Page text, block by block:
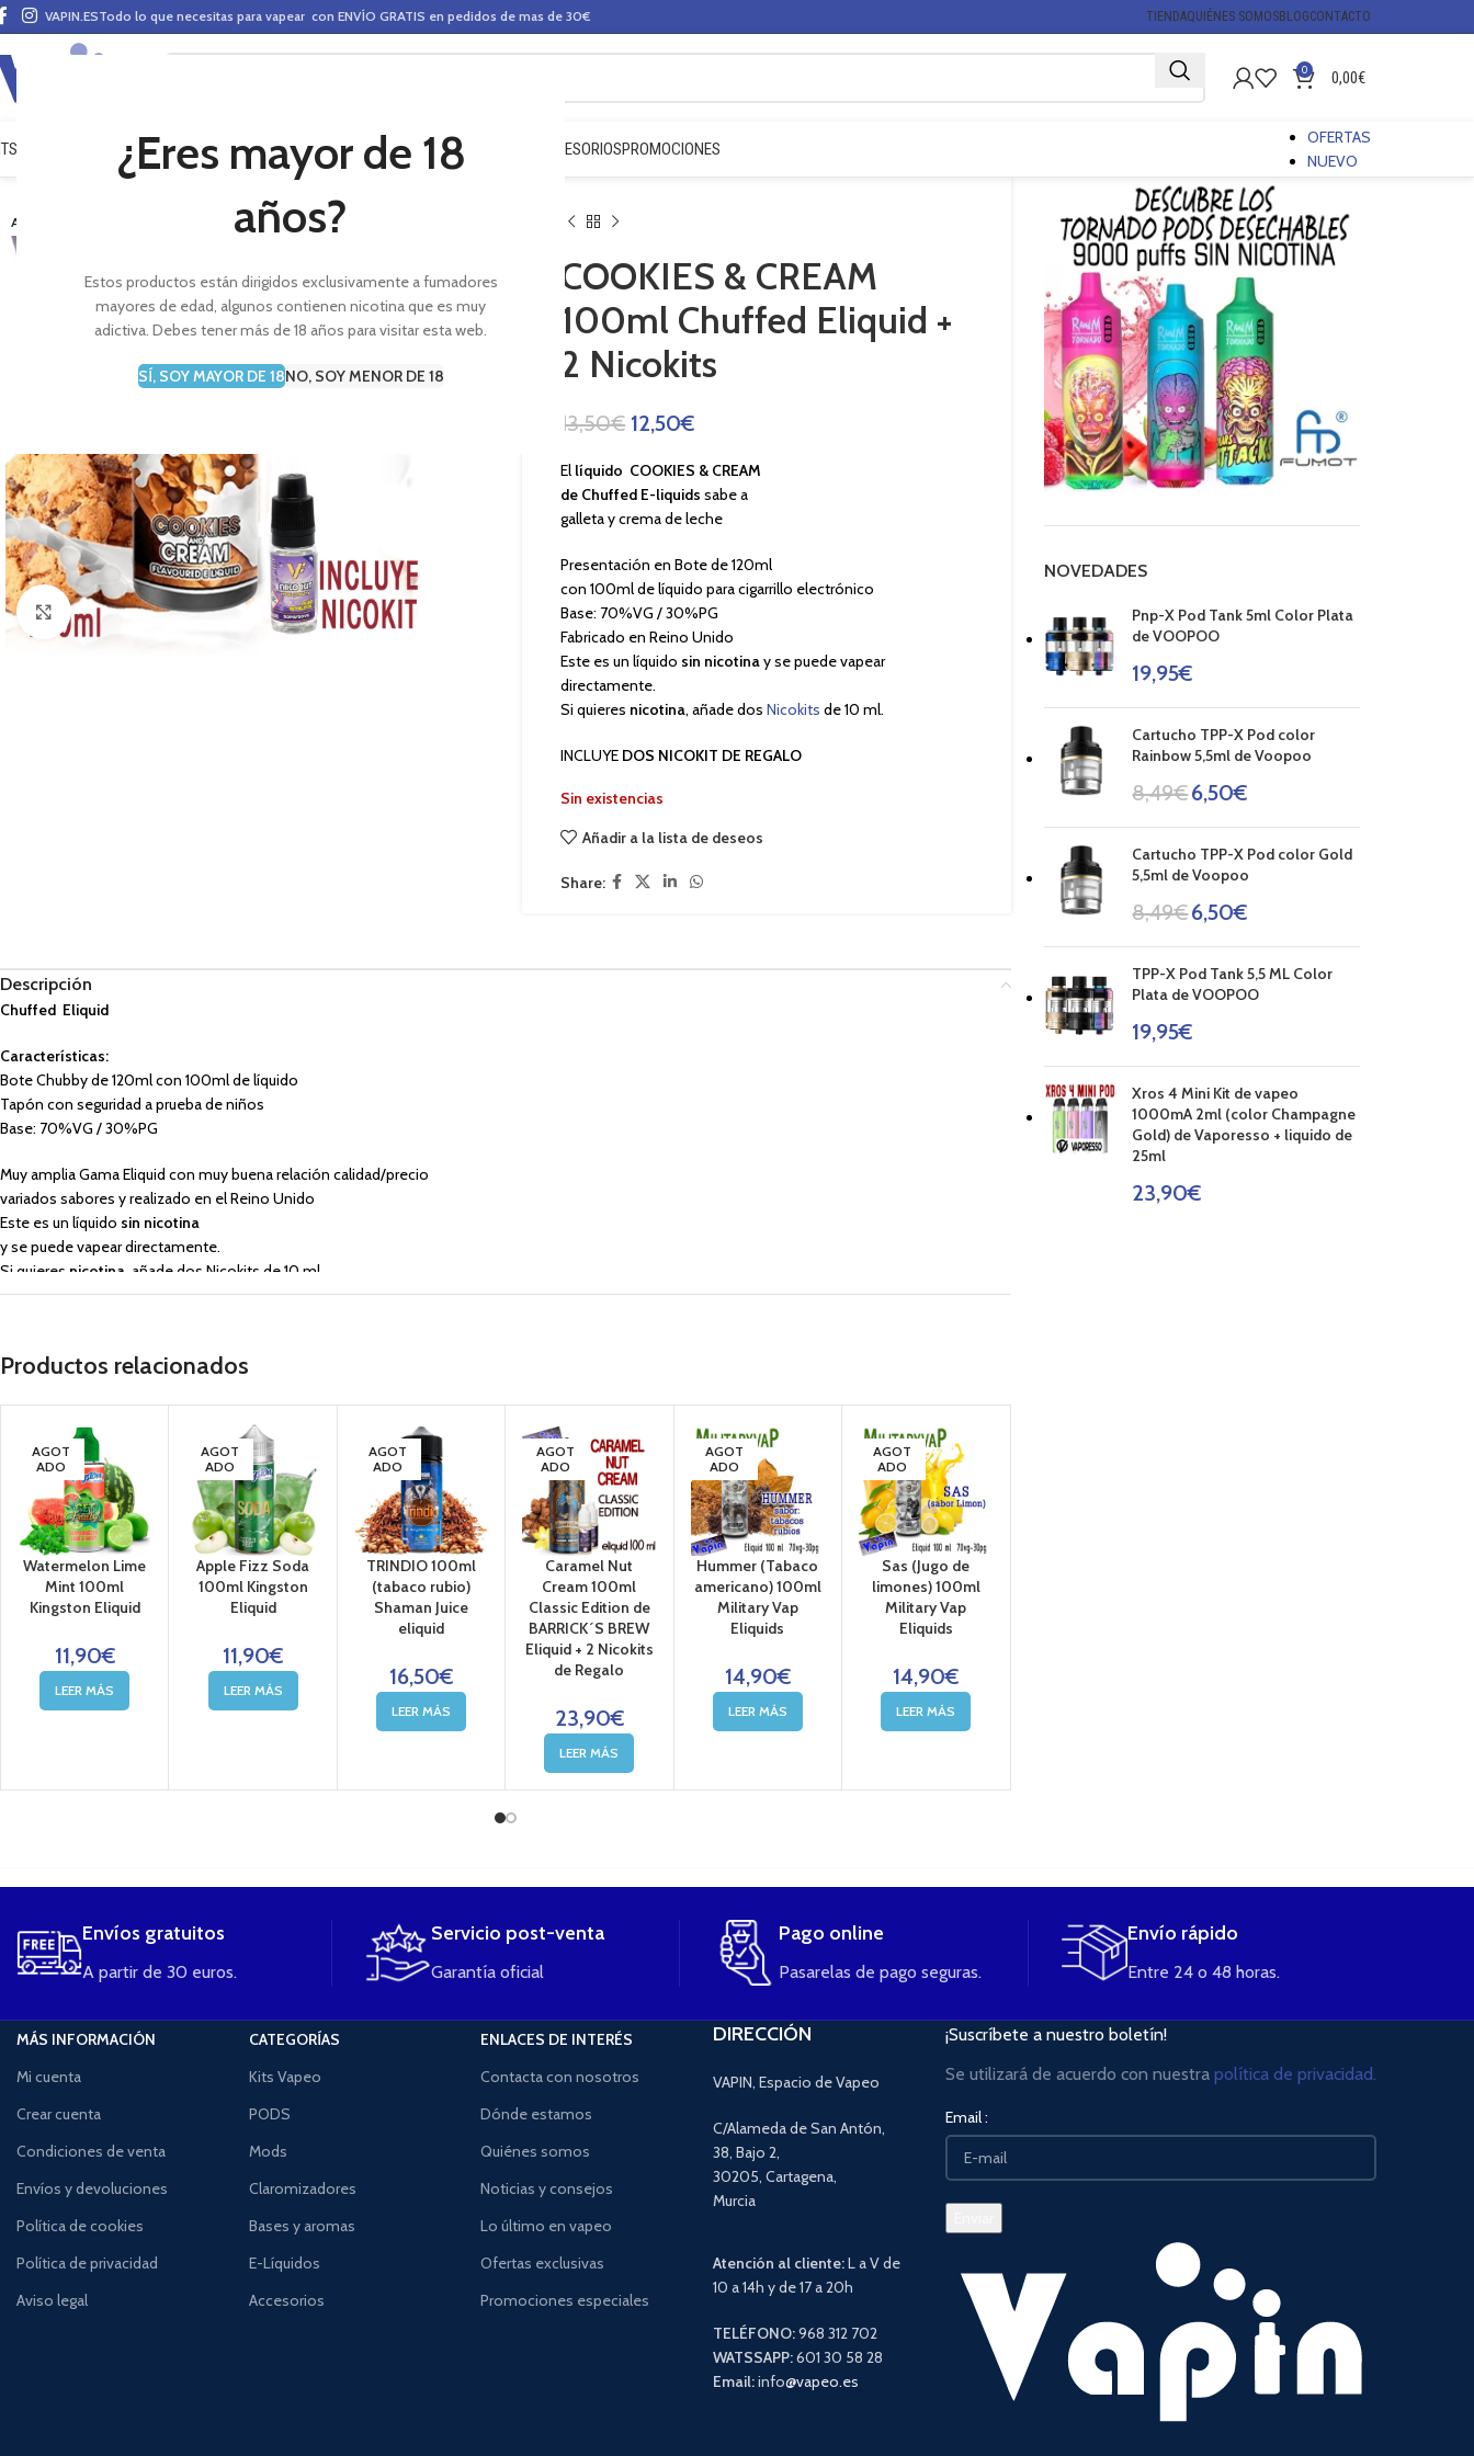
¿Eres mayor de 18
años?
Estos productos están dirigidos exclusivamente a fumadores
mayores de edad, algunos contienen nicotina que es muy
adictiva. Debes tener más de 18 años para visitar esta web.
SÍ, SOY MAYOR DE 18NO, SOY MENOR DE 18
VAPIN.ESTodo lo que necesitas para vapear con ENVÍO GRATIS en pedidos de mas de 30€ TIENDAQUIÉNES SOMOSBLOGCONTACTO
0 0,00€
VAPEO MODS CLAROMIZADORES BASES Y AROMAS (ALQUIMIA) ACCESORIOSPROMOCIONES
OFERTAS
NUEVO
AGOTADO
Haga Click para agrandar
COOKIES & CREAM
100ml Chuffed Eliquid +
2 Nicokits
13,50€ 12,50€
El líquido COOKIES & CREAM
de Chuffed E-liquidssabe a
galleta y crema de leche
Presentación en Bote de 120ml
con 100ml de líquido para cigarrillo electrónico
Base: 70%VG / 30%PG
Fabricado en Reino Unido
Este es un líquido sin nicotinay se puede vapear
directamente.
Si quieres nicotina, añade dosNicokits de 10 ml.
INCLUYE DOS NICOKIT DE REGALO
Sin existencias
Añadir a la lista de deseos
Share:
Descripción
Chuffed Eliquid
Características:
Bote Chubby de 120ml con 100ml de líquido
Tapón con seguridad a prueba de niños
Base: 70%VG / 30%PG
Muy amplia Gama Eliquid con muy buena relación calidad/precio
variados sabores y realizado en el Reino Unido
Este es un líquido sin nicotina
y se puede vapear directamente.
Si quieres nicotina , añade dos Nicokits de 10 ml.
Tienda de vapeo con las mas importantes marcas de
VAPIN, Especialistas en Cigarrillos electrónicos
. La mayor oferta en vapeo.
Compra online tu vaper en
Vapin.es
o en nuestras tiendas físicas
Productos relacionados
AGOT
ADO
Watermelon Lime
Mint 100ml
Kingston Eliquid
11,90€
LEER MÁS
AGOT
ADO
Apple Fizz Soda
100ml Kingston
Eliquid
11,90€
LEER MÁS
AGOT
ADO
TRINDIO 100ml
(tabaco rubio)
Shaman Juice
eliquid
16,50€
LEER MÁS
AGOT
ADO
Caramel Nut
Cream 100ml
Classic Edition de
BARRICK´S BREW
Eliquid + 2 Nicokits
de Regalo
23,90€
LEER MÁS
AGOT
ADO
Hummer (Tabaco
americano) 100ml
Military Vap
Eliquids
14,90€
LEER MÁS
AGOT
ADO
Sas (Jugo de
limones) 100ml
Military Vap
Eliquids
14,90€
LEER MÁS
NOVEDADES
Pnp-X Pod Tank 5ml Color Plata
de VOOPOO
19,95€
Cartucho TPP-X Pod color
Rainbow 5,5ml de Voopoo
8,49€6,50€
Cartucho TPP-X Pod color Gold
5,5ml de Voopoo
8,49€6,50€
TPP-X Pod Tank 5,5 ML Color
Plata de VOOPOO
19,95€
Xros 4 Mini Kit de vapeo
1000mA 2ml (color Champagne
Gold) de Vaporesso + liquido de
25ml
23,90€
Envíos gratuitos
A partir de 30 euros.
Servicio post-venta
Garantía oficial
Pago online
Pasarelas de pago seguras.
Envío rápido
Entre 24 o 48 horas.
MÁS INFORMACIÓN
Mi cuenta
Crear cuenta
Condiciones de venta
Envíos y devoluciones
Política de cookies
Política de privacidad
Aviso legal
CATEGORÍAS
Kits Vapeo
PODS
Mods
Claromizadores
Bases y aromas
E-Líquidos
Accesorios
ENLACES DE INTERÉS
Contacta con nosotros
Dónde estamos
Quiénes somos
Noticias y consejos
Lo último en vapeo
Ofertas exclusivas
Promociones especiales
DIRECCIÓN
VAPIN, Espacio de Vapeo
C/Alameda de San Antón,
38, Bajo 2,
30205, Cartagena,
Murcia
Atención al cliente:L a V de
10 a 14h y de 17 a 20h
TELÉFONO:968 312 702
WATSSAPP:601 30 58 28
Email:info@vapeo.es
¡Suscríbete a nuestro boletín!
Se utilizará de acuerdo con nuestra política de privacidad.
Email :